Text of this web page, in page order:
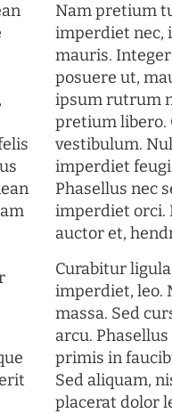
Nam pretium
imperdiet nec,
mauris.
posuere ut,
ipsum rutrum
pretium libero.
vestibulum.
imperdiet
Phasellus nec
imperdiet orci.
auctor et,
Curabitur
imperdiet, leo.
massa. Sed
arcu.
primis in
Sed aliquam,
placerat dolor